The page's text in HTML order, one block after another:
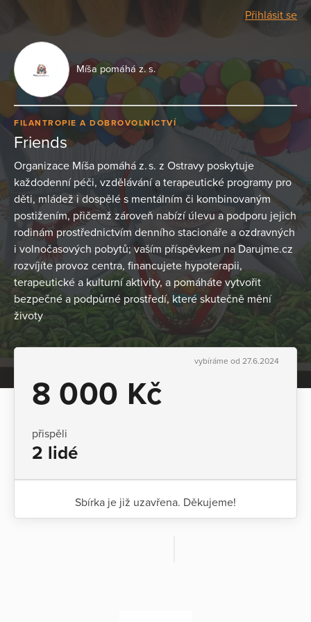
Přihlásit se
Míša pomáhá z. s.
FILANTROPIE A DOBROVOLNICTVÍ
Friends
Organizace Míša pomáhá z. s. z Ostravy poskytuje
každodenní péči, vzdělávání a terapeutické programy pro
děti, mládež i dospělé s mentálním či kombinovaným
postižením, přičemž zároveň nabízí úlevu a podporu jejich
rodinám prostřednictvím denního stacionáře a ozdravných
i volnočasových pobytů; vaším příspěvkem na Darujme.cz
rozvíjíte provoz centra, financujete hypoterapii,
terapeutické a kulturní aktivity, a pomáháte vytvořit
bezpečné a podpůrné prostředí, které skutečně mění
životy
vybíráme od 27.6.2024
8 000 Kč
přispěli
2 lidé
Sbírka je již uzavřena. Děkujeme!